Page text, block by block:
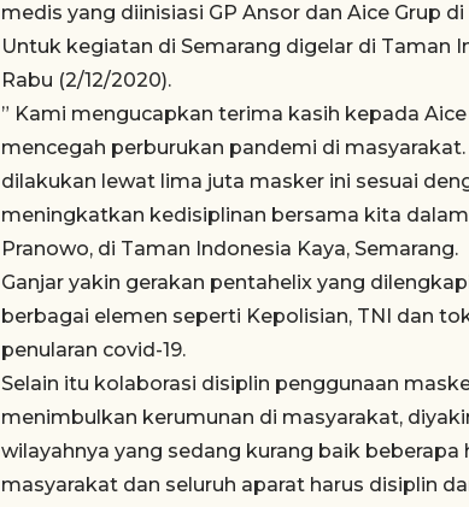
medis yang diinisiasi GP Ansor dan Aice Grup
Untuk kegiatan di Semarang digelar di Taman
Rabu (2/12/2020).
” Kami mengucapkan terima kasih kepada
mencegah perburukan pandemi di
dilakukan lewat lima juta masker ini sesuai
meningkatkan kedisiplinan bersama kita
Pranowo, di Taman Indonesia Kaya, Semarang.
Ganjar yakin gerakan pentahelix yang
berbagai elemen seperti Kepolisian, TNI dan
penularan covid-19.
Selain itu kolaborasi disiplin penggunaan
menimbulkan kerumunan di masyarakat,
wilayahnya yang sedang kurang baik
masyarakat dan seluruh aparat harus disiplin